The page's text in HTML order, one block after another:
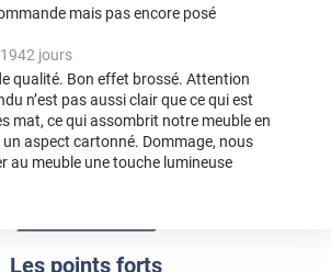
Les points forts
mais pas encore posé
jours
qualité. Bon effet brossé. Attention
n’est pas aussi clair que ce qui est
mat, ce qui assombrit notre meuble en
un aspect cartonné. Dommage, nous
au meuble une touche lumineuse